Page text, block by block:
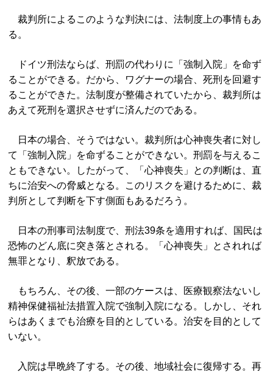
裁判所によるこのような判決には、法制度上の事情もあ
る。
ドイツ刑法ならば、刑罰の代わりに「強制入院」を命ず
ることができる。だから、ワグナーの場合、死刑を回避す
ることができた。法制度が整備されていたから、裁判所は
あえて死刑を選択させずに済んだのである。
日本の場合、そうではない。裁判所は心神喪失者に対し
て「強制入院」を命ずることができない。刑罰を与えるこ
ともできない。したがって、「心神喪失」との判断は、直
ちに治安への脅威となる。このリスクを避けるために、裁
判所として判断を下す側面もあるだろう。
日本の刑事司法制度で、刑法39条を適用すれば、国民は
恐怖のどん底に突き落とされる。「心神喪失」とされれば
無罪となり、釈放である。
もちろん、その後、一部のケースは、医療観察法ないし
精神保健福祉法措置入院で強制入院になる。しかし、それ
らはあくまでも治療を目的としている。治安を目的として
いない。
入院は早晩終了する。その後、地域社会に復帰する。再